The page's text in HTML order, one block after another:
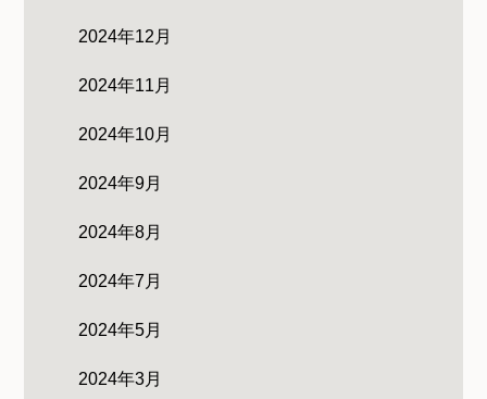
2024年12月
2024年11月
2024年10月
2024年9月
2024年8月
2024年7月
2024年5月
2024年3月